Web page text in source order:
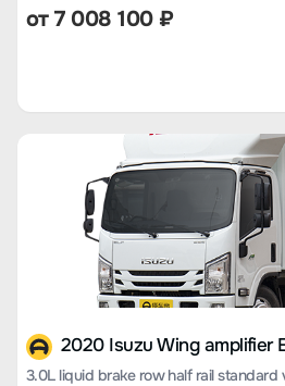
от 7 008 100 ₽
2020 Isuzu Wing amplifier
3.0L liquid brake row half rail standard